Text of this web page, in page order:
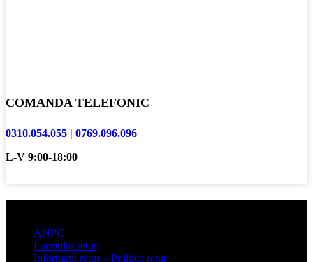
COMANDA TELEFONIC
0310.054.055 | 0769.096.096
L-V 9:00-18:00
ANPC
Formular retur
Informatii retur – Politica retur